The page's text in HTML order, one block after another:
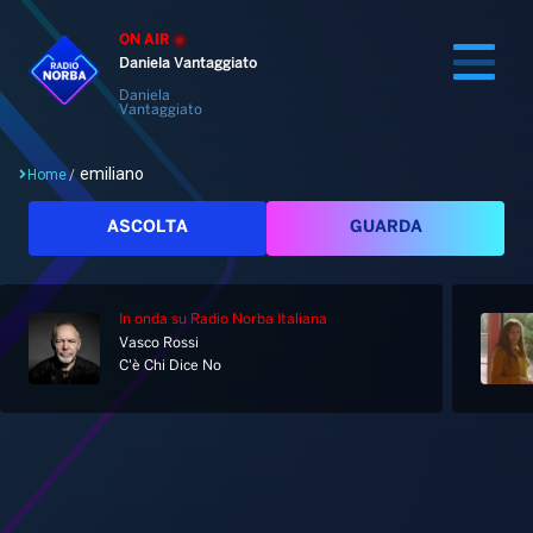
ON AIR
Daniela Vantaggiato
Daniela
Vantaggiato
Home
Notizie
Pod&Play
Home/ emiliano
ASCOLTA GUARDA
In onda su Radio Norba Italiana
Vasco Rossi
C'è Chi Dice No